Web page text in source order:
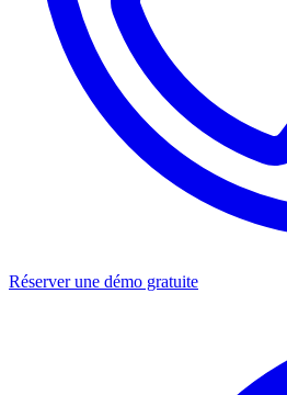
Réserver une démo gratuite